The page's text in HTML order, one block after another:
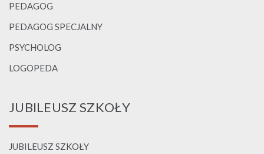
PEDAGOG
PEDAGOG SPECJALNY
PSYCHOLOG
LOGOPEDA
JUBILEUSZ SZKOŁY
JUBILEUSZ SZKOŁY